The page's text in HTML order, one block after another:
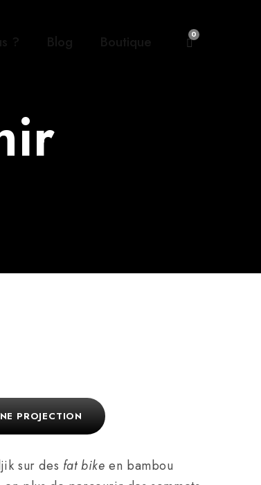
0
PROJECTION
sur des fat bikeen bambou